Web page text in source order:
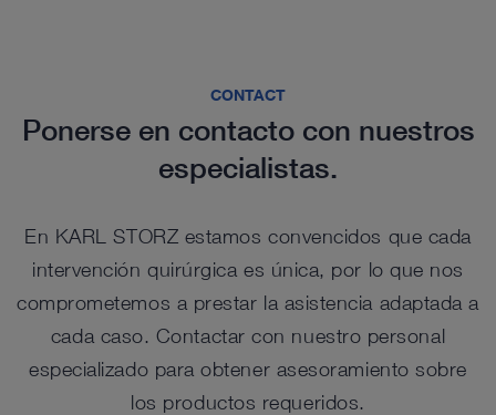
CONTACT
Ponerse en contacto con nuestros
especialistas.
En KARL STORZ estamos convencidos que cada
intervención quirúrgica es única, por lo que nos
comprometemos a prestar la asistencia adaptada a
cada caso. Contactar con nuestro personal
especializado para obtener asesoramiento sobre
los productos requeridos.